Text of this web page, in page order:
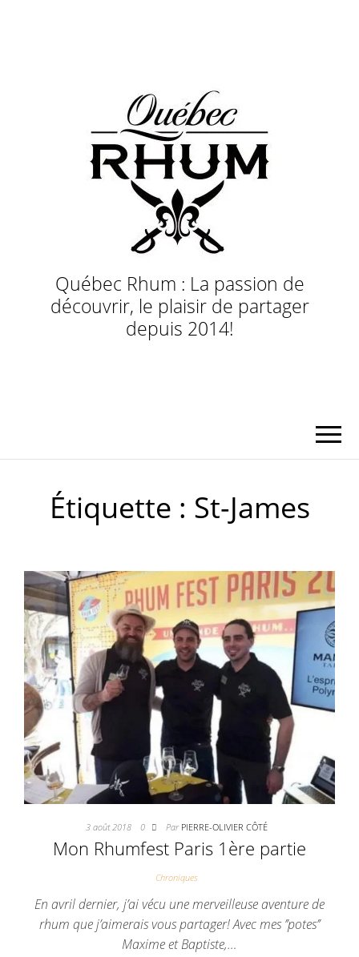
Québec Rhum : La passion de
découvrir, le plaisir de partager
depuis 2014!
Étiquette : St-James
3 août 2018 0 Par PIERRE-OLIVIER CÔTÉ
Mon Rhumfest Paris 1ère partie
Chroniques
En avril dernier, j’ai vécu une merveilleuse aventure de
rhum que j’aimerais vous partager! Avec mes ’’potes’’
Maxime et Baptiste,…